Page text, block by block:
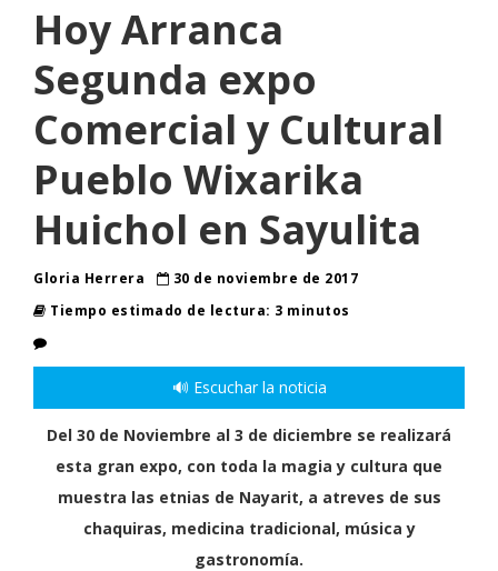
Hoy Arranca
Segunda expo
Comercial y Cultural
Pueblo Wixarika
Huichol en Sayulita
Gloria Herrera
30 de noviembre de 2017
Tiempo estimado de lectura: 3 minutos
🔊 Escuchar la noticia
Del 30 de Noviembre al 3 de diciembre se realizará
esta gran expo, con toda la magia y cultura que
muestra las etnias de Nayarit, a atreves de sus
chaquiras, medicina tradicional, música y
gastronomía.